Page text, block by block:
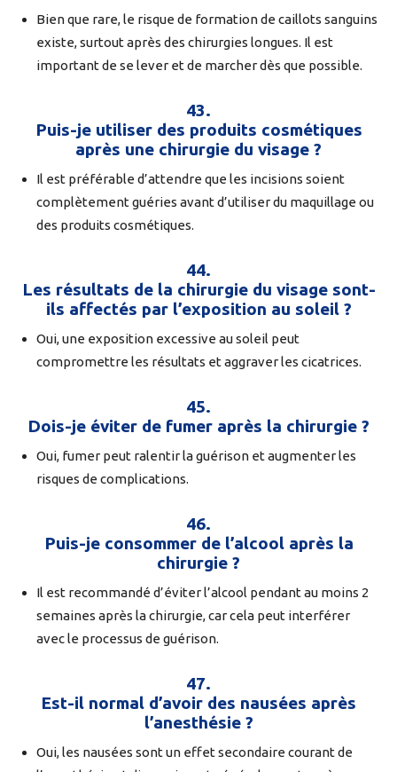
Bien que rare, le risque de formation de caillots sanguins
existe, surtout après des chirurgies longues. Il est
important de se lever et de marcher dès que possible.
43.
Puis-je utiliser des produits cosmétiques
après une chirurgie du visage ?
Il est préférable d’attendre que les incisions soient
complètement guéries avant d’utiliser du maquillage ou
des produits cosmétiques.
44.
Les résultats de la chirurgie du visage sont-
ils affectés par l’exposition au soleil ?
Oui, une exposition excessive au soleil peut
compromettre les résultats et aggraver les cicatrices.
45.
Dois-je éviter de fumer après la chirurgie ?
Oui, fumer peut ralentir la guérison et augmenter les
risques de complications.
46.
Puis-je consommer de l’alcool après la
chirurgie ?
Il est recommandé d’éviter l’alcool pendant au moins 2
semaines après la chirurgie, car cela peut interférer
avec le processus de guérison.
47.
Est-il normal d’avoir des nausées après
l’anesthésie ?
Oui, les nausées sont un effet secondaire courant de